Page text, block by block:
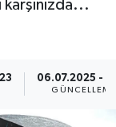
06.07.2025 -
GÜNCELLEME